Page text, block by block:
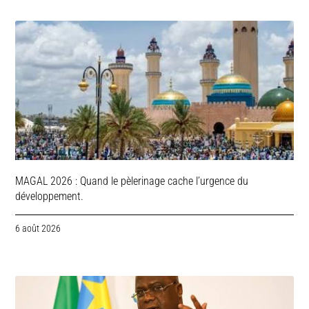
MAGAL 2026 : Quand le pèlerinage cache l’urgence du
développement.
6 août 2026